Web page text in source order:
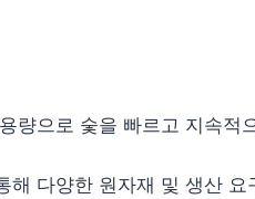
량으로 숯을 빠르고 지속
해 다양한 원자재 및 생산